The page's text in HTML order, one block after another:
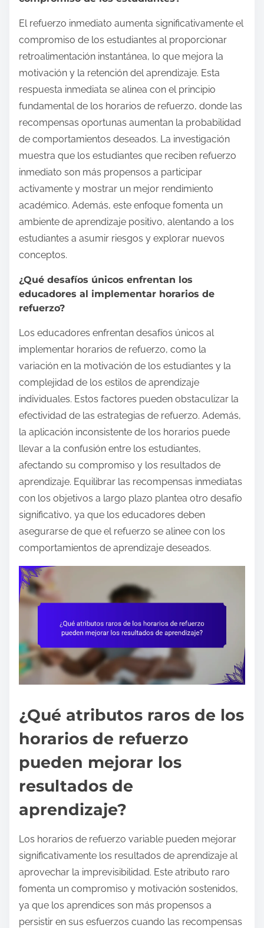
El refuerzo inmediato aumenta significativamente el
compromiso de los estudiantes al proporcionar
retroalimentación instantánea, lo que mejora la
motivación y la retención del aprendizaje. Esta
respuesta inmediata se alinea con el principio
fundamental de los horarios de refuerzo, donde las
recompensas oportunas aumentan la probabilidad
de comportamientos deseados. La investigación
muestra que los estudiantes que reciben refuerzo
inmediato son más propensos a participar
activamente y mostrar un mejor rendimiento
académico. Además, este enfoque fomenta un
ambiente de aprendizaje positivo, alentando a los
estudiantes a asumir riesgos y explorar nuevos
conceptos.
¿Qué desafíos únicos enfrentan los
educadores al implementar horarios de
refuerzo?
Los educadores enfrentan desafíos únicos al
implementar horarios de refuerzo, como la
variación en la motivación de los estudiantes y la
complejidad de los estilos de aprendizaje
individuales. Estos factores pueden obstaculizar la
efectividad de las estrategias de refuerzo. Además,
la aplicación inconsistente de los horarios puede
llevar a la confusión entre los estudiantes,
afectando su compromiso y los resultados de
aprendizaje. Equilibrar las recompensas inmediatas
con los objetivos a largo plazo plantea otro desafío
significativo, ya que los educadores deben
asegurarse de que el refuerzo se alinee con los
comportamientos de aprendizaje deseados.
¿Qué atributos raros de los
horarios de refuerzo
pueden mejorar los
resultados de
aprendizaje?
Los horarios de refuerzo variable pueden mejorar
significativamente los resultados de aprendizaje al
aprovechar la imprevisibilidad. Este atributo raro
fomenta un compromiso y motivación sostenidos,
ya que los aprendices son más propensos a
persistir en sus esfuerzos cuando las recompensas